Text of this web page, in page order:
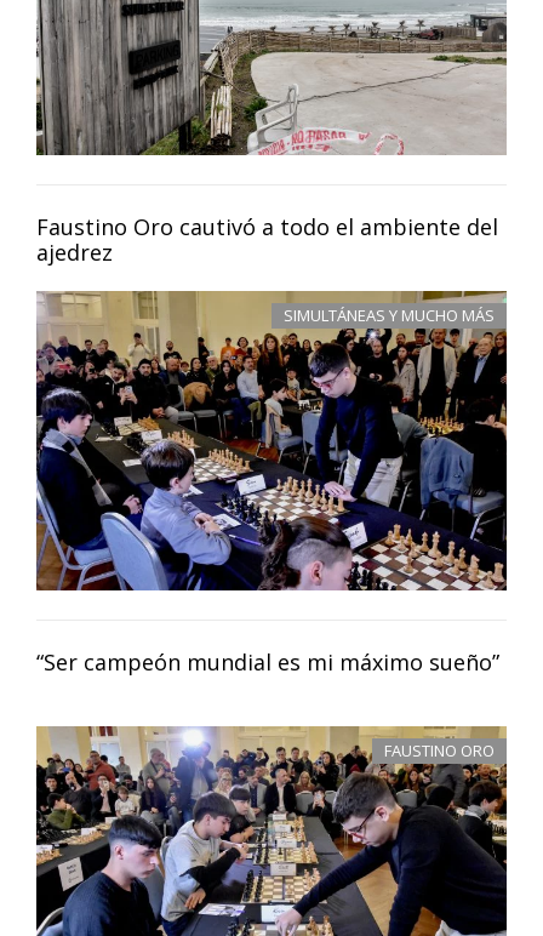
Faustino Oro cautivó a todo el ambiente del
ajedrez
SIMULTÁNEAS Y MUCHO MÁS
“Ser campeón mundial es mi máximo sueño”
FAUSTINO ORO